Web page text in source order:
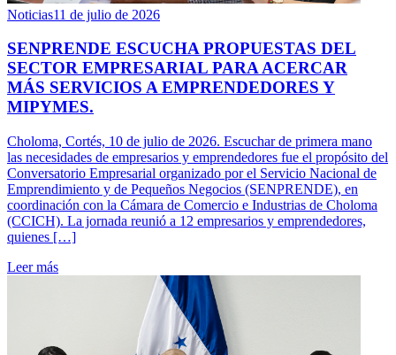
Noticias11 de julio de 2026
SENPRENDE ESCUCHA PROPUESTAS DEL
SECTOR EMPRESARIAL PARA ACERCAR
MÁS SERVICIOS A EMPRENDEDORES Y
MIPYMES.
Choloma, Cortés, 10 de julio de 2026. Escuchar de primera mano
las necesidades de empresarios y emprendedores fue el propósito del
Conversatorio Empresarial organizado por el Servicio Nacional de
Emprendimiento y de Pequeños Negocios (SENPRENDE), en
coordinación con la Cámara de Comercio e Industrias de Choloma
(CCICH). La jornada reunió a 12 empresarios y emprendedores,
quienes […]
Leer más